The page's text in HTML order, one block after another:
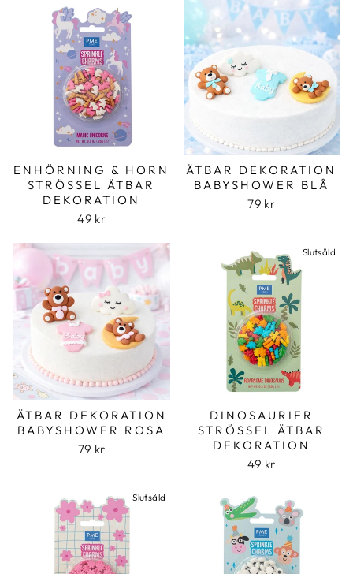
ENHÖRNING & HORN
STRÖSSEL ÄTBAR
DEKORATION
49 kr
ÄTBAR DEKORATION
BABYSHOWER BLÅ
79 kr
ÄTBAR DEKORATION
BABYSHOWER ROSA
79 kr
Slutsåld
DINOSAURIER
STRÖSSEL ÄTBAR
DEKORATION
49 kr
Slutsåld